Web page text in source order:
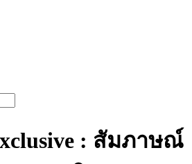
: สัมภาษณ์